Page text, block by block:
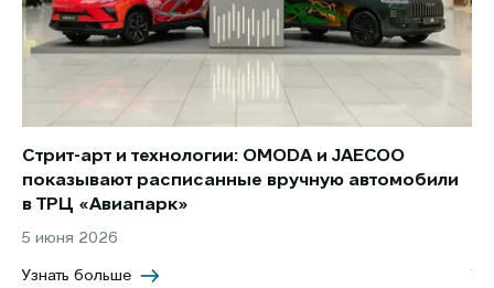
Стрит-арт и технологии: OMODA и JAECOO
показывают расписанные вручную автомобили
в ТРЦ «Авиапарк»
5 июня 2026
Узнать больше